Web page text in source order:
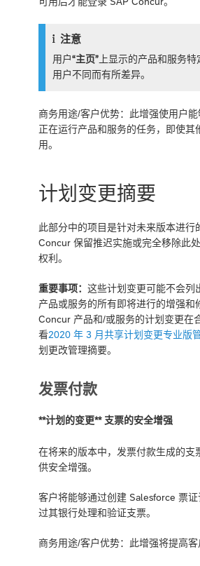
注意
用户“主页” 上显示的产品和服务
用户不同而有所差异。
商务用途/客户优势：此增强使用户
正在运行产品和服务的任务，即使其
用。
计划变更摘要
此部分中的项目是针对未来版本进行
Concur 保留推迟实施或完全移除此
权利。
重要事项： 这些计划变更可能不会列
产品或服务的所有即将进行的增强和
Concur 产品和/或服务的计划变更在
看2020 年 3 月共享计划变更专业版
划更改管理摘要。
发票付款
**计划的变更** 支票的安全增强
在将来的版本中，发票付款生成的支
供安全增强。
客户将能够通过创建 Salesforce 票
过其银行处理和验证支票。
商务用途/客户优势：此增强将提高客